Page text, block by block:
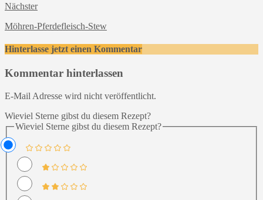
Nächster
Möhren-Pferdefleisch-Stew
Hinterlasse jetzt einen Kommentar
Kommentar hinterlassen
E-Mail Adresse wird nicht veröffentlicht.
Wieviel Sterne gibst du diesem Rezept?
Wieviel Sterne gibst du diesem Rezept?